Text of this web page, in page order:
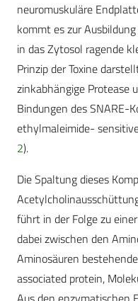
neuromuskuläre
kommt es zur Ausbildung
in das Zytosol ragende
Prinzip der Toxine
zinkabhängige Protease
Bindungen des SNARE-
ethylmaleimide-
2).
Die Spaltung dieses
führt in der Folge zu
dabei zwischen den
Aminosäuren
associated protein,